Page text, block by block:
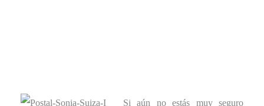
Si aún no estás muy seguro